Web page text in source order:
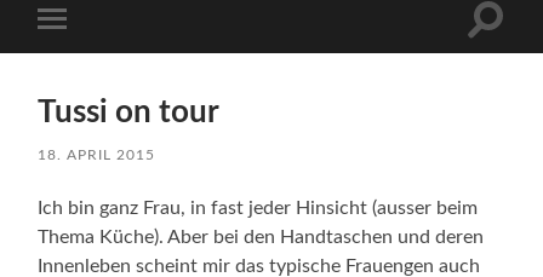
Menü
Tussi on tour
18. APRIL 2015
Ich bin ganz Frau, in fast jeder Hinsicht (ausser beim
Thema Küche). Aber bei den Handtaschen und deren
Innenleben scheint mir das typische Frauengen auch